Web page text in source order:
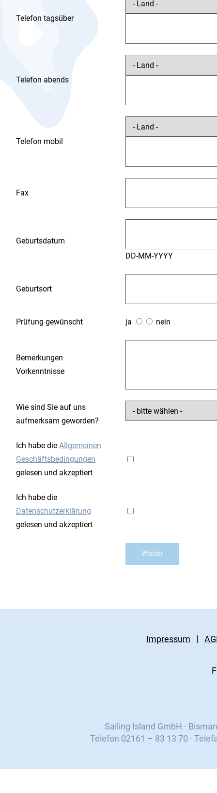
Telefon tagsüber
Telefon abends
Telefon mobil
Fax
Geburtsdatum
DD-MM-YYYY
Geburtsort
Prüfung gewünscht ja nein
Bemerkungen
Vorkenntnisse
Wie sind Sie auf uns
aufmerksam geworden?
Ich habe die Allgemeinen
Geschäftsbedingungen
gelesen und akzeptiert
Ich habe die
Datenschutzerklärung
gelesen und akzeptiert
Impressum
Sailing Island GmbH ·
Telefon 02161 – 83 13 70 ·